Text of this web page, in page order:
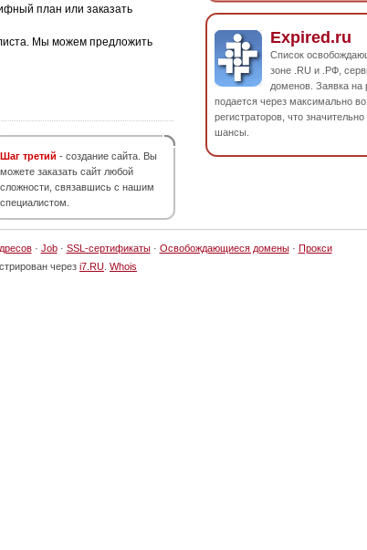
план или заказать
Мы можем предложить
Шаг третий - создание сайта. Вы
можете заказать сайт любой
сложности, связавшись с нашим
специалистом.
Expired.ru
Список
зоне .RU и .РФ,
доменов. Заявка на
подается через максимально
регистраторов, что
шансы.
· Job· SSL-сертификаты· Освобождающиеся домены· Прокси
через i7.RU Whois